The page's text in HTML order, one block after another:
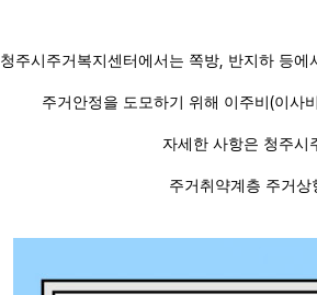
청주시주거복지센터에서는 쪽방 반지하 등에
주거안정을 도모하기 위해 이주비(이사비
자세한 사항은 청주시
주거취약계층 주거상